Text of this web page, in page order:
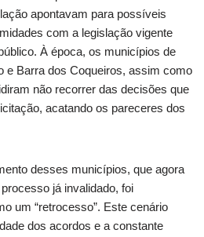
apontavam para possíveis
com a legislação vigente
À época, os municípios de
e Barra dos Coqueiros, assim como
não recorrer das decisões que
acatando os pareceres dos
desses municípios, que agora
já invalidado, foi
um “retrocesso”. Este cenário
dos acordos e a constante